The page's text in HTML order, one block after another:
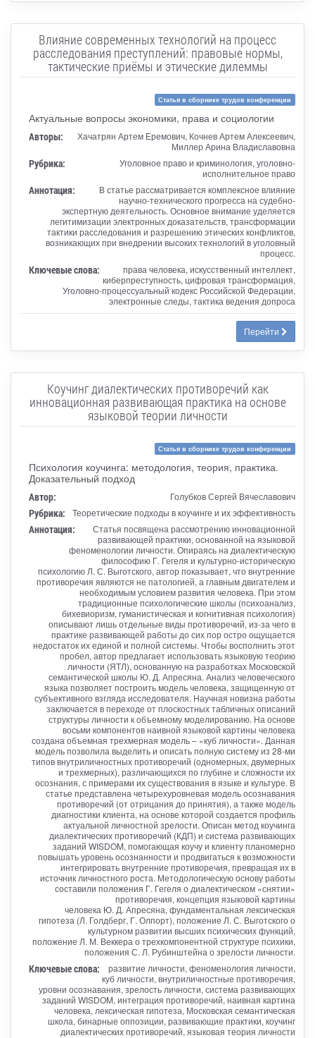
Влияние современных технологий на процесс
расследования преступлений: правовые нормы,
тактические приёмы и этические дилеммы
Статья в сборнике трудов конференции
Актуальные вопросы экономики, права и социологии
Авторы:
Хачатрян Артем Еремович, Кочнев Артем Алексеевич,
Миллер Арина Владиславовна
Рубрика:
Уголовное право и криминология, уголовно-
исполнительное право
Аннотация:
В статье рассматривается комплексное влияние
научно-технического прогресса на судебно-
экспертную деятельность. Основное внимание уделяется
легитимизации электронных доказательств, трансформации
тактики расследования и разрешению этических конфликтов,
возникающих при внедрении высоких технологий в уголовный
процесс.
Ключевые слова:
права человека, искусственный интеллект,
киберпреступность, цифровая трансформация,
Уголовно-процессуальный кодекс Российской Федерации,
электронные следы, тактика ведения допроса
Перейти
Коучинг диалектических противоречий как
инновационная развивающая практика на основе
языковой теории личности
Статья в сборнике трудов конференции
Психология коучинга: методология, теория, практика.
Доказательный подход
Автор: Голубков Сергей Вячеславович
Рубрика: Теоретические подходы в коучинге и их эффективность
Аннотация:
Статья посвящена рассмотрению инновационной
развивающей практики, основанной на языковой
феноменологии личности. Опираясь на диалектическую
философию Г. Гегеля и культурно-историческую
психологию Л. С. Выготского, автор показывает, что внутренние
противоречия являются не патологией, а главным двигателем и
необходимым условием развития человека. При этом
традиционные психологические школы (психоанализ,
бихевиоризм, гуманистическая и когнитивная психология)
описывают лишь отдельные виды противоречий, из-за чего в
практике развивающей работы до сих пор остро ощущается
недостаток их единой и полной системы. Чтобы восполнить этот
пробел, автор предлагает использовать языковую теорию
личности (ЯТЛ), основанную на разработках Московской
семантической школы Ю. Д. Апресяна. Анализ человеческого
языка позволяет построить модель человека, защищенную от
субъективного взгляда исследователя. Научная новизна работы
заключается в переходе от плоскостных табличных описаний
структуры личности к объемному моделированию. На основе
восьми компонентов наивной языковой картины человека
создана объемная трехмерная модель – «куб личности». Данная
модель позволила выделить и описать полную систему из 28-ми
типов внутриличностных противоречий (одномерных, двумерных
и трехмерных), различающихся по глубине и сложности их
осознания, с примерами их существования в языке и культуре. В
статье представлена четырехуровневая модель осознавания
противоречий (от отрицания до принятия), а также модель
диагностики клиента, на основе которой создается профиль
актуальной личностной зрелости. Описан метод коучинга
диалектических противоречий (КДП) и система развивающих
заданий WISDOM, помогающая коучу и клиенту планомерно
повышать уровень осознанности и продвигаться к возможности
интегрировать внутренние противоречия, превращая их в
источник личностного роста. Методологическую основу работы
составили положения Г. Гегеля о диалектическом «снятии»
противоречия, концепция языковой картины
человека Ю. Д. Апресяна, фундаментальная лексическая
гипотеза (Л. Голдберг, Г. Олпорт), положение Л. С. Выготского о
культурном развитии высших психических функций,
положение Л. М. Веккера о трехкомпонентной структуре психики,
положения С. Л. Рубинштейна о зрелости личности.
Ключевые слова:
развитие личности, феноменология личности,
куб личности, внутриличностные противоречия,
уровни осознавания, зрелость личности, система развивающих
заданий WISDOM, интеграция противоречий, наивная картина
человека, лексическая гипотеза, Московская семантическая
школа, бинарные оппозиции, развивающие практики, коучинг
диалектических противоречий, языковая теория личности